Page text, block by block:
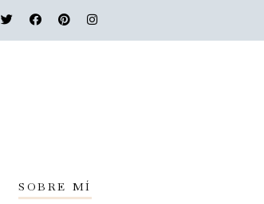
ÍNDICE Y BUSCADOR
SOBRE MÍ